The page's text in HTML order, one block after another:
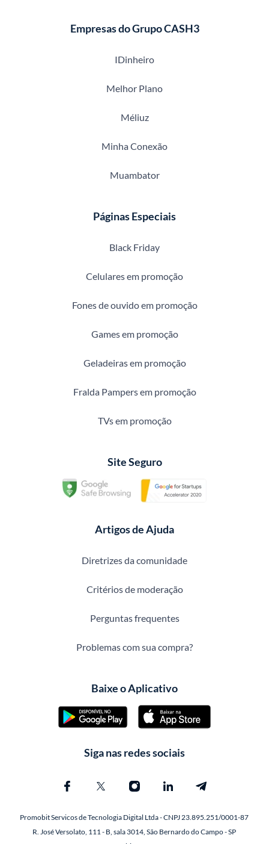
Empresas do Grupo CASH3
IDinheiro
Melhor Plano
Méliuz
Minha Conexão
Muambator
Páginas Especiais
Black Friday
Celulares em promoção
Fones de ouvido em promoção
Games em promoção
Geladeiras em promoção
Fralda Pampers em promoção
TVs em promoção
Site Seguro
Artigos de Ajuda
Diretrizes da comunidade
Critérios de moderação
Perguntas frequentes
Problemas com sua compra?
Baixe o Aplicativo
Siga nas redes sociais
Promobit Servicos de Tecnologia Digital Ltda - CNPJ 23.895.251/0001-87
R. José Versolato, 111 - B, sala 3014, São Bernardo do Campo - SP